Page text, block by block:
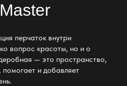
перчаток внутри
вопрос красоты, но и о
— это пространство,
и добавляет